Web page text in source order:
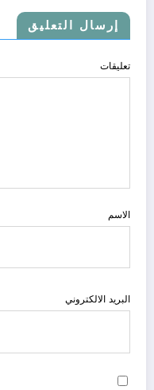
إرسال التعليق
تعليقات
الاسم
البريد الالكتروني